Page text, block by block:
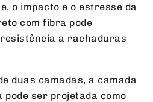
o impacto e o estresse da
com fibra pode
a rachaduras
duas camadas, a camada
pode ser projetada como